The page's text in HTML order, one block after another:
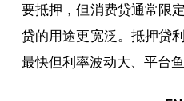
要抵押，但消费贷通常限
贷的用途更宽泛。抵押贷
最快但利率波动大、平台鱼